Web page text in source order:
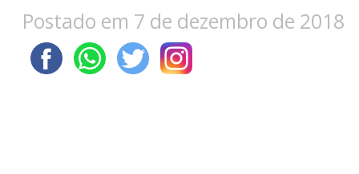
Postado em 7 de dezembro de 2018